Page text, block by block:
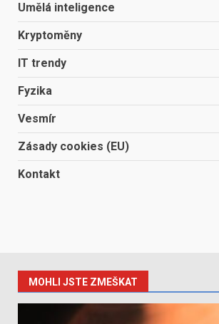
Umělá inteligence
Kryptoměny
IT trendy
Fyzika
Vesmír
Zásady cookies (EU)
Kontakt
MOHLI JSTE ZMEŠKAT